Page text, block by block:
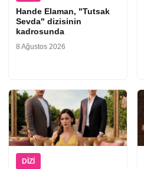
Hande Elaman, "Tutsak
Sevda" dizisinin
kadrosunda
8 Ağustos 2026
DIZI